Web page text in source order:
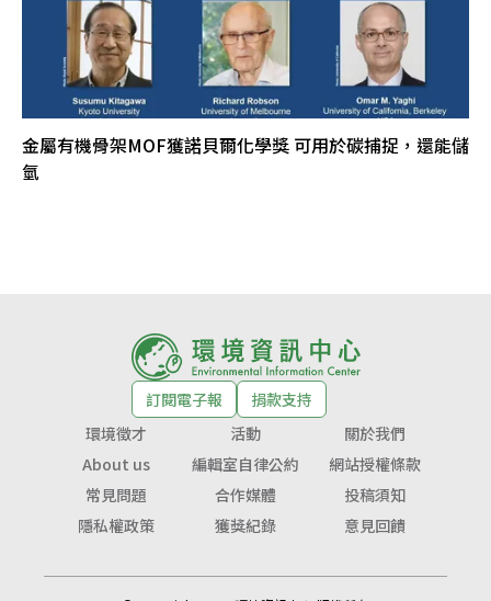
金屬有機骨架MOF獲諾貝爾化學獎 可用於碳捕捉，還能儲
氫
訂閱電子報
捐款支持
環境徵才
活動
關於我們
About us
編輯室自律公約
網站授權條款
常見問題
合作媒體
投稿須知
隱私權政策
獲獎紀錄 意見回饋